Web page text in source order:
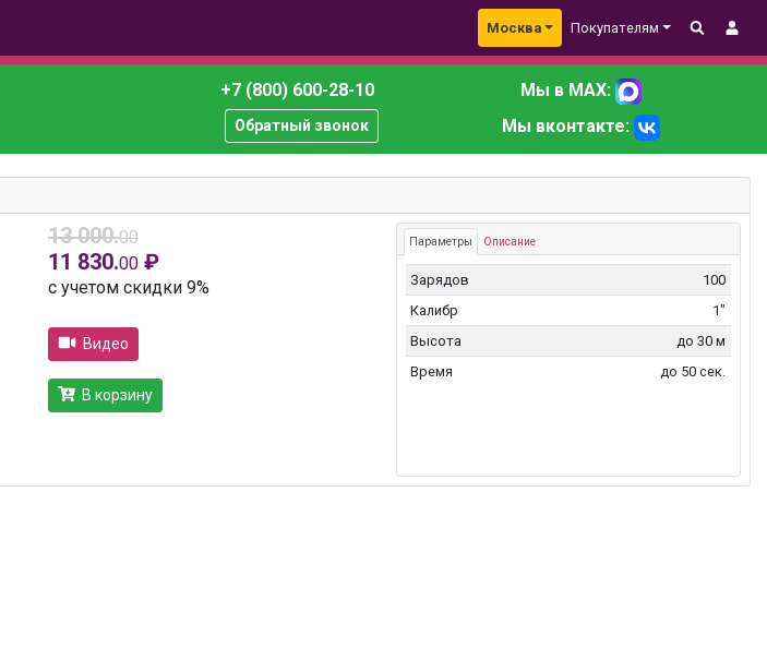
Москва Покупателям
+7 (800) 600-28-10
Обратный звонок
Мы в MAX:
Мы вконтакте:
13 000.00
11 830.00₽
с учетом скидки 9%
Видео
В корзину
Параметры Описание
Зарядов
100
Калибр
1"
Высота
до 30 м
Время
до 50 сек.